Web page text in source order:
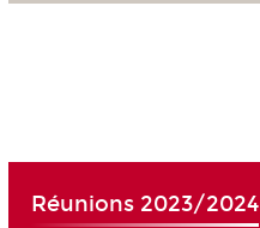
Réunions 2023/2024